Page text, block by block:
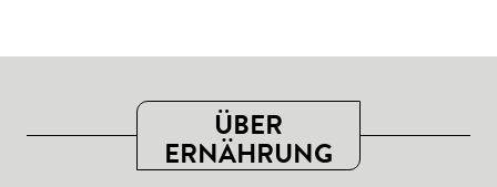
ÜBER
ERNÄHRUNG